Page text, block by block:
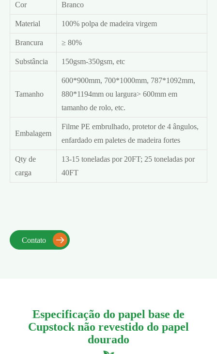
Cor Branco
Material 100% polpa de madeira virgem
Brancura ≥ 80%
Substância 150gsm-350gsm, etc
Tamanho
600*900mm, 700*1000mm, 787*1092mm,
880*1194mm ou largura> 600mm em
tamanho de rolo, etc.
Embalagem
Filme PE embrulhado, protetor de 4 ângulos,
enfardado em paletes de madeira fortes
Qty de
carga
13-15 toneladas por 20FT; 25 toneladas por
40FT
Contato 
Especificação do papel base de
Cupstock não revestido do papel
dourado